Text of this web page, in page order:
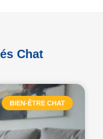
Chat
BIEN-ÊTRE CHAT